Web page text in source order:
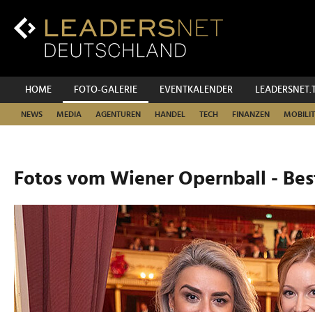
Inhalt
Hauptnavigation
HOME FOTO-GALERIE EVENTKALENDER
NEWS MEDIA AGENTUREN HANDEL TECH FINANZEN
Fotos vom Wiener Opernball -